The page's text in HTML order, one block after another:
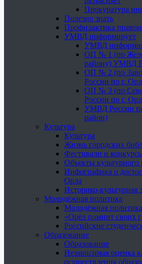
Прокуратура
Полезно знать
Профилактика
УМВД информирует
УМВД
ОП № 1 (по
району) УМВД
ОП № 2 (по
России по г.
ОП № 3 (по
России по г.
УМВД России
район)
Культура
Культура
Жизнь городских
Фестивали и
Объекты культурного
Инфографика о
Орла
Историко-культурная
Молодёжная политика
Молодёжная политика
«Орёл помнит своих
Российские
Образование
Образование
Независимая оценка
осуществления